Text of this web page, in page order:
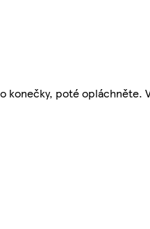
konečky, poté opláchněte.